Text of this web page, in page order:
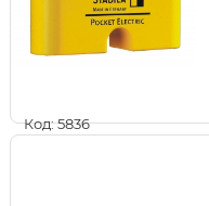
Код: 5836